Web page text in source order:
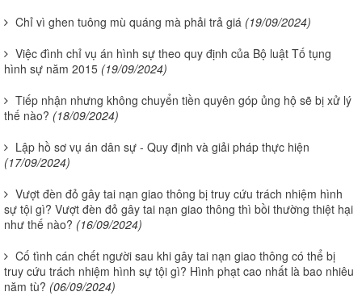
Chỉ vì ghen tuông mù quáng mà phải trả giá (19/09/2024)
Việc đình chỉ vụ án hình sự theo quy định của Bộ luật Tố tụng
hình sự năm 2015 (19/09/2024)
Tiếp nhận nhưng không chuyển tiền quyên góp ủng hộ sẽ bị xử lý
thế nào? (18/09/2024)
Lập hồ sơ vụ án dân sự - Quy định và giải pháp thực hiện
(17/09/2024)
Vượt đèn đỏ gây tai nạn giao thông bị truy cứu trách nhiệm hình
sự tội gì? Vượt đèn đỏ gây tai nạn giao thông thì bồi thường thiệt hại
như thế nào? (16/09/2024)
Cố tình cán chết người sau khi gây tai nạn giao thông có thể bị
truy cứu trách nhiệm hình sự tội gì? Hình phạt cao nhất là bao nhiêu
năm tù? (06/09/2024)